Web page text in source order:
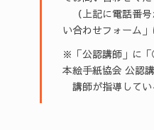
（上記に電話番号
い合わせフォーム
※「公認講師」に
本絵手紙協会 公認
講師が指導してい